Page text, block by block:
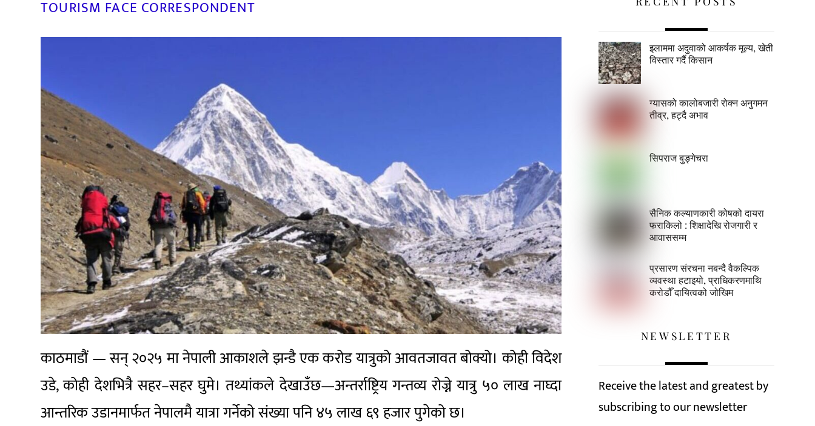
TOURISM FACE CORRESPONDENT
काठमाडौं — सन् २०२५ मा नेपाली आकाशले झन्डै एक करोड यात्रुको आवतजावत बोक्यो। कोही विदेश
उडे, कोही देशभित्रै सहर–सहर घुमे। तथ्यांकले देखाउँछ—अन्तर्राष्ट्रिय गन्तव्य रोज्ने यात्रु ५० लाख नाघ्दा
आन्तरिक उडानमार्फत नेपालमै यात्रा गर्नेको संख्या पनि ४५ लाख ६९ हजार पुगेको छ।
इलाममा अदुवाको आकर्षक मूल्य, खेती
विस्तार गर्दै किसान
ग्यासको कालोबजारी रोक्न अनुगमन
तीव्र, हट्दै अभाव
सिपराज बुङ्गेचरा
सैनिक कल्याणकारी कोषको दायरा
फराकिलो : शिक्षादेखि रोजगारी र
आवाससम्म
प्रसारण संरचना नबन्दै वैकल्पिक
व्यवस्था हटाइयो, प्राधिकरणमाथि
करोडौँ दायित्वको जोखिम
NEWSLETTER
Receive the latest and greatest by
subscribing to our newsletter